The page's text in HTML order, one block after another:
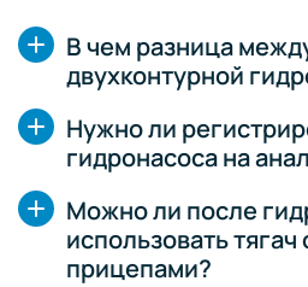
В чем разница
двухконтурной
Нужно ли
гидронасоса на
Можно ли после
использовать
прицепами?